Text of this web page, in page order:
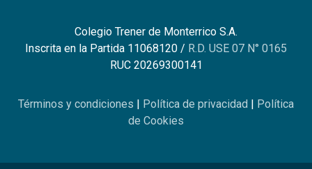
Colegio Trener de Monterrico S.A.
Inscrita en la Partida 11068120 / R.D. USE 07 N° 0165
RUC 20269300141
Términos y condiciones | Política de privacidad | Política
de Cookies